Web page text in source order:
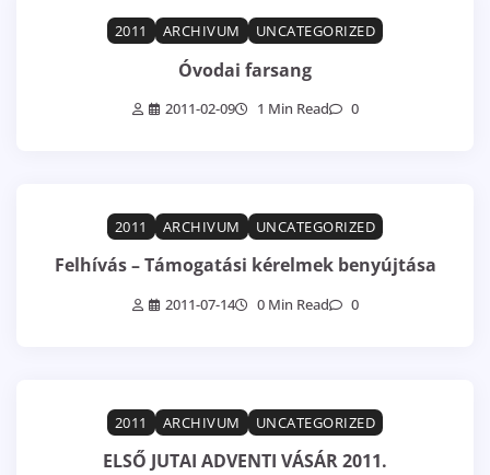
2011 ARCHIVUM UNCATEGORIZED
Óvodai farsang
2011-02-09 1 Min Read 0
2011 ARCHIVUM UNCATEGORIZED
Felhívás – Támogatási kérelmek benyújtása
2011-07-14 0 Min Read 0
2011 ARCHIVUM UNCATEGORIZED
ELSŐ JUTAI ADVENTI VÁSÁR 2011.